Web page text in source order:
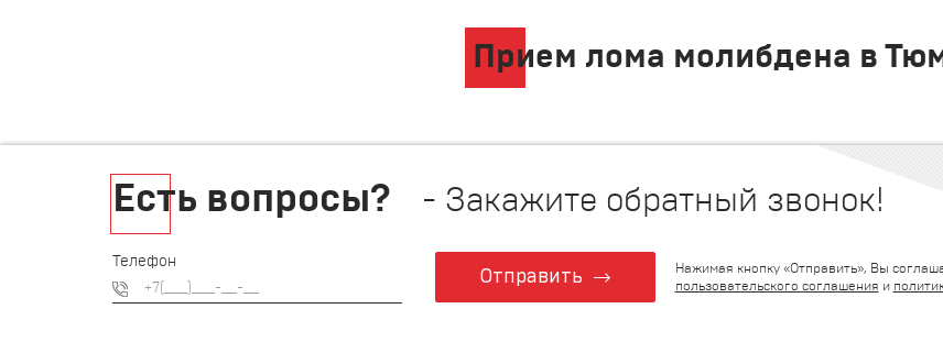
Прием лома молибдена в
Есть вопросы? - Закажите обратный звонок!
Телефон
Отправить
Нажимая кнопку «Отправить», Вы
пользовательского соглашения и